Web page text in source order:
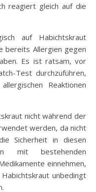
reagiert gleich auf die
auf Habichtskraut
bereits Allergien gegen
Es ist ratsam, vor
Test durchzuführen,
Reaktionen
nicht während der
werden, da nicht
Sicherheit in diesen
mit bestehenden
einnehmen,
unbedingt